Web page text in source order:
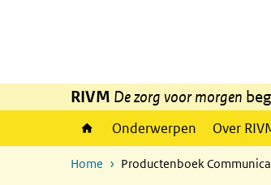
RIVM De zorg voor morgen
Onderwerpen Over
Home Productenboek